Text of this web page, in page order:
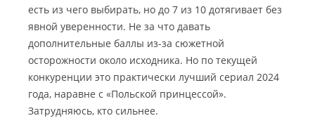
есть из чего выбирать, но до 7 из 10 дотягивает без
явной уверенности. Не за что давать
дополнительные баллы из-за сюжетной
осторожности около исходника. Но по текущей
конкуренции это практически лучший сериал 2024
года, наравне с «Польской принцессой».
Затрудняюсь, кто сильнее.